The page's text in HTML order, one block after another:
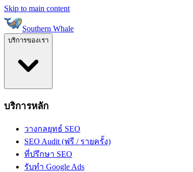
Skip to main content
Southern Whale
บริการของเรา
บริการหลัก
วางกลยุทธ์ SEO
SEO Audit (ฟรี / รายครั้ง)
ที่ปรึกษา SEO
รับทำ Google Ads